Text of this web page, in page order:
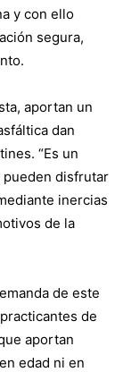
y con ello
segura,
aportan un
dan
“Es un
disfrutar
inercias
de la
de este
de
aportan
edad ni en